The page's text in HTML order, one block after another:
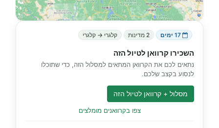
2 מדינות קלגרי → קלגרי
השכירו קרוואן לטיול הזה
נתאים לכם את הקרוואן המתאים למסלול הזה, כדי שתוכלו
לנסוע בקצב שלכם.
מסלול + קרוואן לטיול הזה
צפו בקרוואנים מומלצים